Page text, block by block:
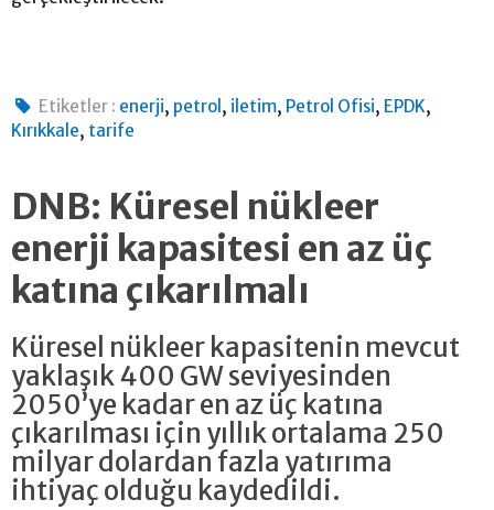
Etiketler : enerji, petrol , iletim, Petrol Ofisi, EPDK,
Kırıkkale, tarife
DNB: Küresel nükleer
enerji kapasitesi en az üç
katına çıkarılmalı
Küresel nükleer kapasitenin mevcut
yaklaşık 400 GW seviyesinden
2050’ye kadar en az üç katına
çıkarılması için yıllık ortalama 250
milyar dolardan fazla yatırıma
ihtiyaç olduğu kaydedildi.